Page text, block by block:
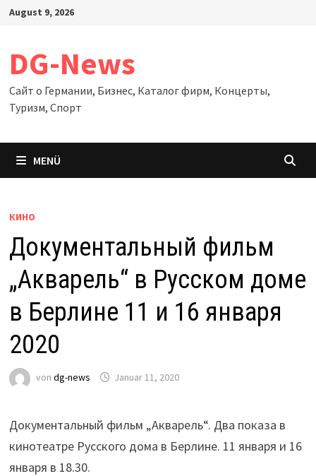
Zum
August 9, 2026
DG-News
Сайт о Германии, Бизнес, Каталог фирм, Концерты,
Туризм, Спорт
MENÜ
КИНО
Документальный фильм
„Акварель“ в Русском доме
в Берлине 11 и 16 января
2020
von dg-news Januar 11, 2020
Документальный фильм „Акварель“. Два показа в
кинотеатре Русского дома в Берлине. 11 января и 16
января в 18.30.